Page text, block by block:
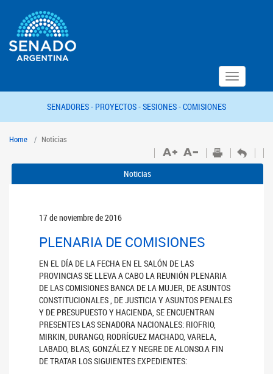
Toggle
navigation
SENADORES - PROYECTOS -SESIONES -COMISIONES
Home Noticias
Noticias
17 de noviembre de 2016
PLENARIA DE COMISIONES
EN EL DÍA DE LA FECHA EN EL SALÓN DE LAS
PROVINCIAS SE LLEVA A CABO LA REUNIÓN PLENARIA
DE LAS COMISIONES BANCA DE LA MUJER, DE ASUNTOS
CONSTITUCIONALES , DE JUSTICIA Y ASUNTOS PENALES
Y DE PRESUPUESTO Y HACIENDA, SE ENCUENTRAN
PRESENTES LAS SENADORA NACIONALES: RIOFRIO,
MIRKIN, DURANGO, RODRÍGUEZ MACHADO, VARELA,
LABADO, BLAS, GONZÁLEZ Y NEGRE DE ALONSO.A FIN
DE TRATAR LOS SIGUIENTES EXPEDIENTES: